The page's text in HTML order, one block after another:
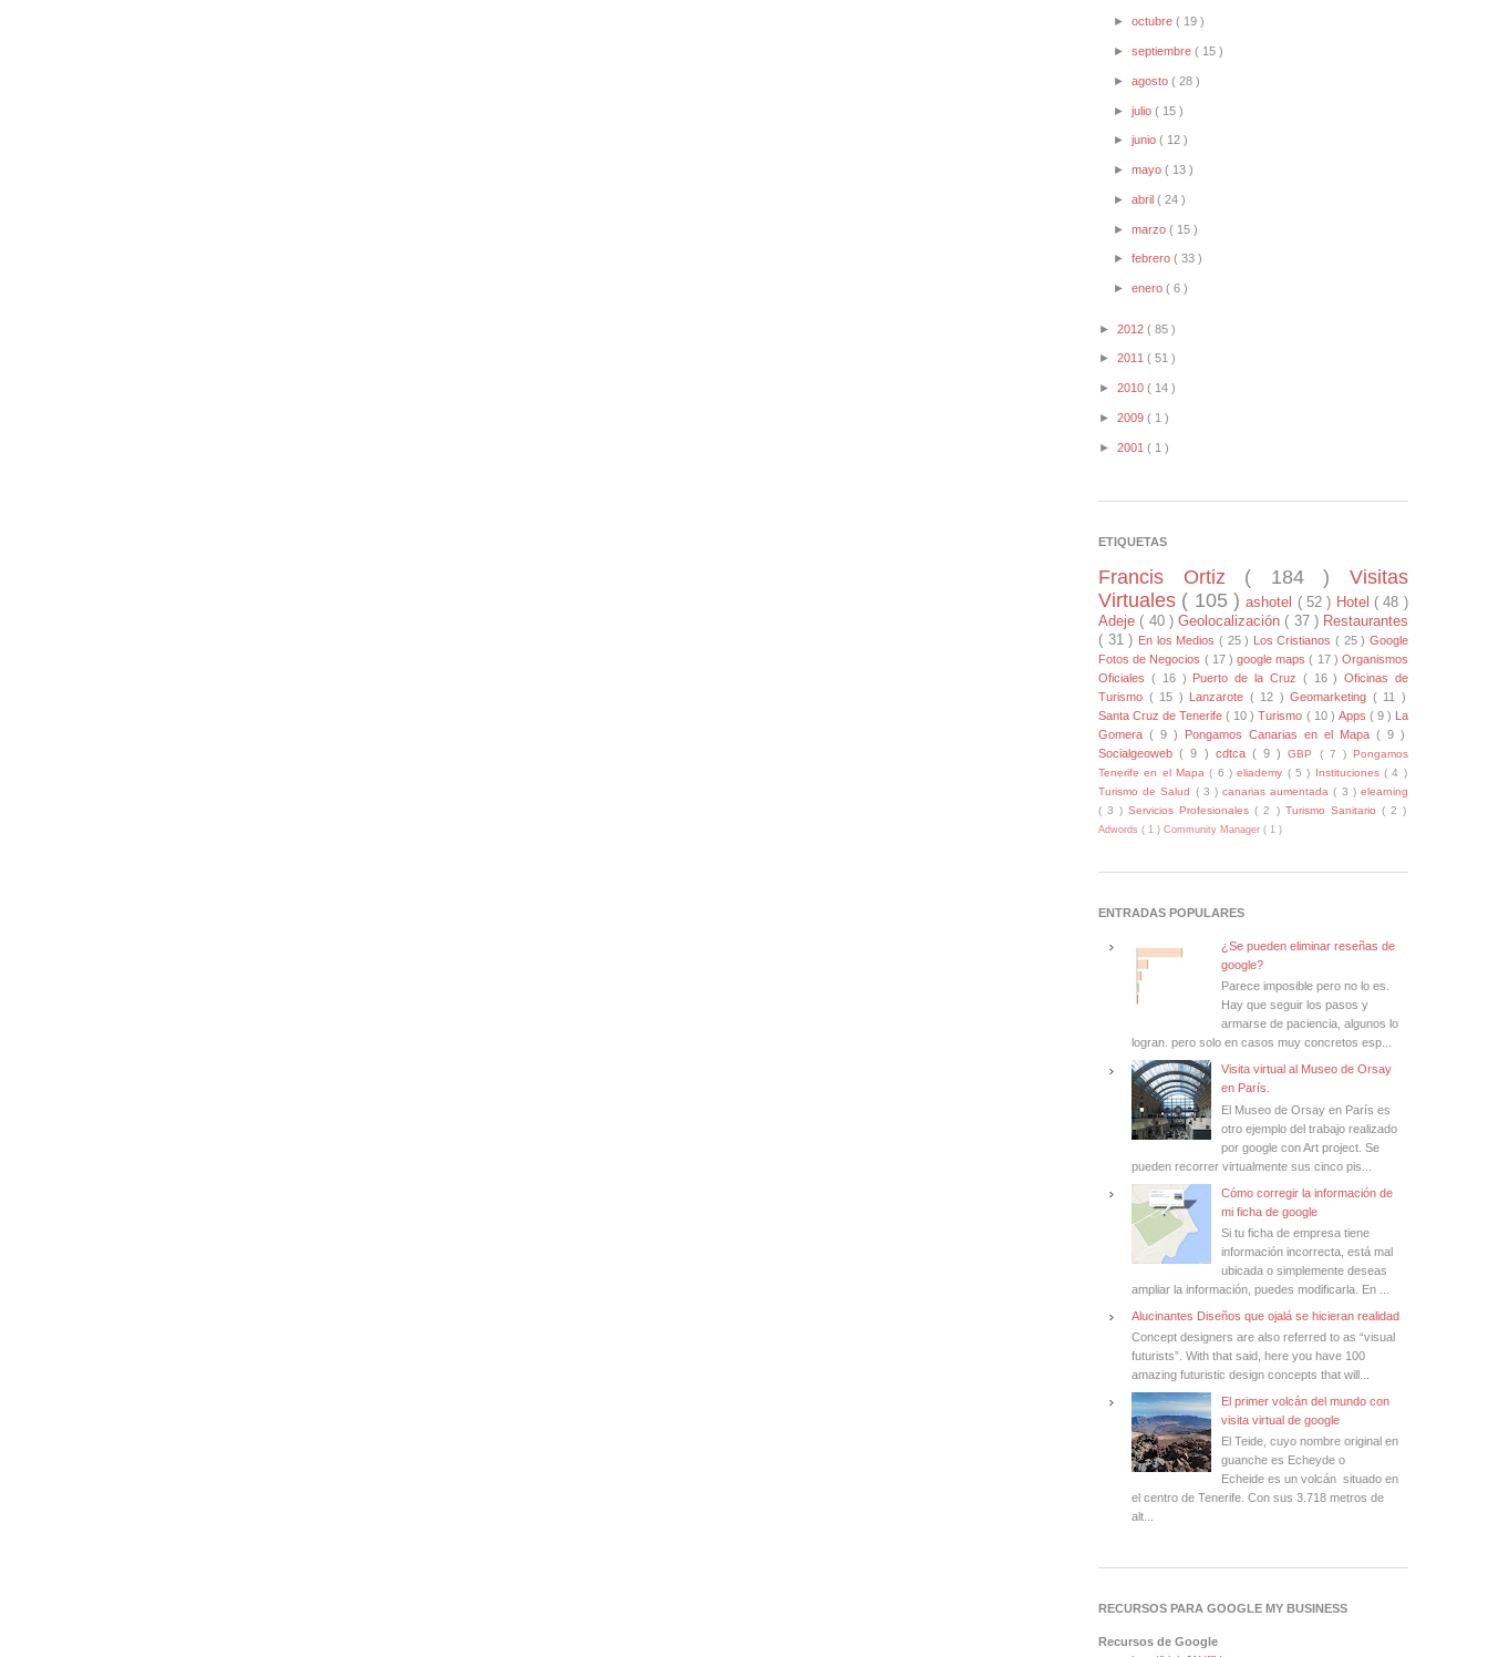
►octubre( 19 )
►septiembre( 15 )
►agosto( 28 )
►julio( 15 )
►junio( 12 )
►mayo( 13 )
►abril( 24 )
►marzo( 15 )
►febrero( 33 )
►enero( 6 )
► 2012 ( 85 )
► 2011 ( 51 )
► 2010 ( 14 )
► 2009 ( 1 )
► 2001 ( 1 )
ETIQUETAS
Francis Ortiz ( 184 )Visitas
Virtuales ( 105 )ashotel ( 52 ) Hotel ( 48 )
Adeje ( 40 ) Geolocalización ( 37 ) Restaurantes
( 31 ) En los Medios ( 25 ) Los Cristianos( 25 )Google
Fotos de Negocios ( 17 )google maps( 17 )Organismos
Oficiales ( 16 ) Puerto de la Cruz ( 16 )Oficinas de
Turismo ( 15 ) Lanzarote ( 12 ) Geomarketing ( 11 )
Santa Cruz de Tenerife( 10 )Turismo ( 10 ) Apps ( 9 )
La
Gomera ( 9 ) Pongamos Canarias en el Mapa ( 9 )
Socialgeoweb( 9 ) cdtca ( 9 )GBP ( 7 )Pongamos
Tenerife en el Mapa( 6 )eliademy ( 5 ) Instituciones( 4 )
Turismo de Salud ( 3 )canarias aumentada( 3 )elearning
( 3 )Servicios Profesionales( 2 ) Turismo Sanitario ( 2 )
Adwords ( 1 ) Community Manager ( 1 )
ENTRADAS POPULARES
¿Se pueden eliminar reseñas de
google?
Parece imposible pero no lo es.
Hay que seguir los pasos y
armarse de paciencia, algunos lo
logran. pero solo en casos muy concretos esp...
Visita virtual al Museo de Orsay
en París.
El Museo de Orsay en París es
otro ejemplo del trabajo realizado
por google con Art project. Se
pueden recorrer virtualmente sus cinco pis...
Cómo corregir la información de
mi ficha de google
Si tu ficha de empresa tiene
información incorrecta, está mal
ubicada o simplemente deseas
ampliar la información, puedes modificarla. En ...
Alucinantes Diseños que ojalá se hicieran realidad
Concept designers are also referred to as “visual
futurists”. With that said, here you have 100
amazing futuristic design concepts that will...
El primer volcán del mundo con
visita virtual de google
El Teide, cuyo nombre original en
guanche es Echeyde o
Echeide es un volcán situado en
el centro de Tenerife. Con sus 3.718 metros de
alt...
RECURSOS PARA GOOGLE MY BUSINESS
Recursos de Google